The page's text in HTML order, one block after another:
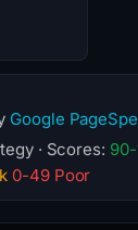
Google
· Scores:
0-49 Poor